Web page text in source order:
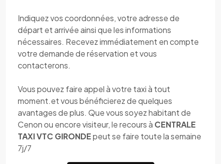
Indiquez vos coordonnées, votre adresse de
départ et arrivée ainsi que les informations
nécessaires. Recevez immédiatement en compte
votre demande de réservation et vous
contacterons.
Vous pouvez faire appel à votre taxi à tout
moment.et vous bénéficierez de quelques
avantages de plus. Que vous soyez habitant de
Cenon ou encore visiteur, le recours à CENTRALE
TAXI VTC GIRONDEpeut se faire toute la semaine
7j/7